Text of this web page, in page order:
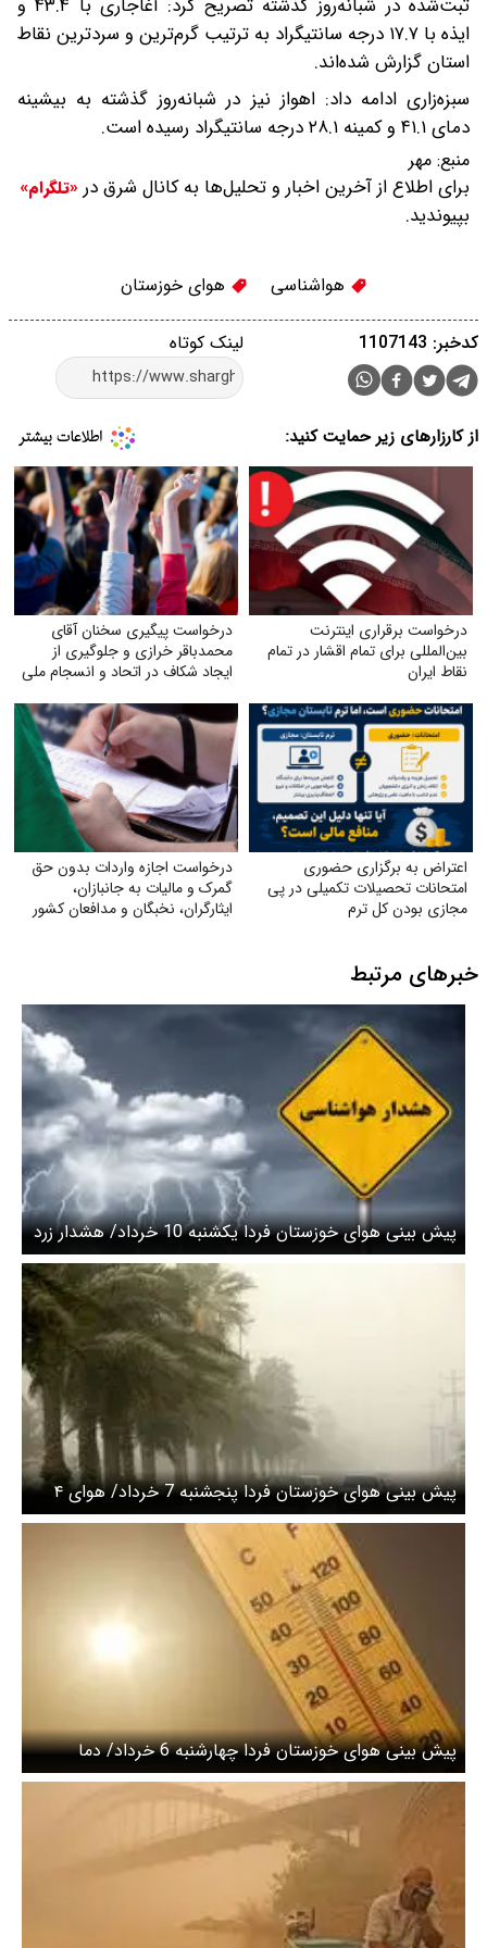
ایذه با ۱۷.۷ درجه سانتیگراد به ترتیب گرم‌ترین و سردترین نقاط
استان گزارش شده‌اند.
سبزه‌زاری ادامه داد: اهواز نیز در شبانه‌روز گذشته به بیشینه
دمای ۴۱.۱ و کمینه ۲۸.۱ درجه سانتیگراد رسیده است.
منبع: مهر
برای اطلاع از آخرین اخبار و تحلیل‌ها به کانال شرق در «تلگرام»
بپیوندید.
هواشناسی هوای خوزستان
لینک کوتاه کدخبر: 1107143
از کارزارهای زیر حمایت کنید:
درخواست برقراری اینترنت
بین‌المللی برای تمام اقشار در تمام
نقاط ایران
درخواست پیگیری سخنان آقای
محمدباقر خرازی و جلوگیری از
ایجاد شکاف در اتحاد و انسجام ملی
اعتراض به برگزاری حضوری
امتحانات تحصیلات تکمیلی در پی
مجازی بودن کل ترم
درخواست اجازه واردات بدون حق
گمرک و مالیات به جانبازان،
ایثارگران، نخبگان و مدافعان کشور
خبرهای مرتبط
پیش بینی هوای خوزستان فردا یکشنبه 10 خرداد/ هشدار زرد
هواشناسی صادر شد
پیش بینی هوای خوزستان فردا پنجشنبه 7 خرداد/ هوای ۴
شهر خوزستان در وضعیت نارنجی
پیش بینی هوای خوزستان فردا چهارشنبه 6 خرداد/ دما
افزایشی می شود